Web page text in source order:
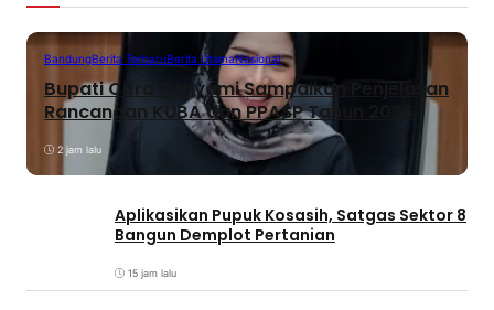
BandungBerita TerbaruBerita UtamaNasional
Bupati Citra Pitriyami Sampaikan Penjelasan
Rancangan KUBA dan PPASP Tahun 2026
2 jam lalu
Aplikasikan Pupuk Kosasih, Satgas Sektor 8
Bangun Demplot Pertanian
15 jam lalu